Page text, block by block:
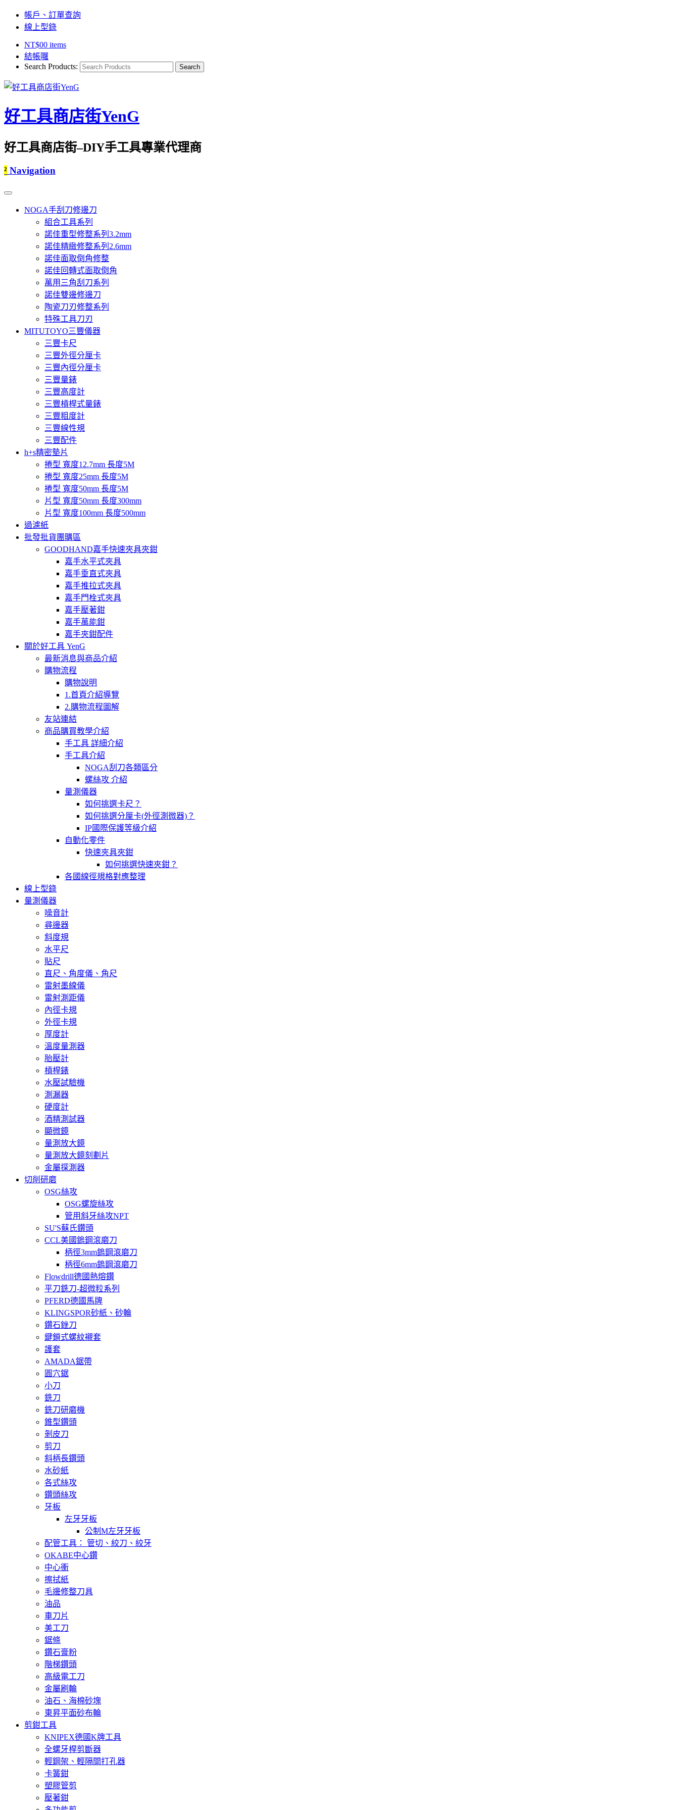
帳戶、訂單查詢
線上型錄
NT$00 items
結帳囉
Search Products:
好工具商店街YenG
好工具商店街–DIY手工具專業代理商
² Navigation
NOGA手刮刀修邊刀
組合工具系列
諾佳重型修整系列3.2mm
諾佳精緻修整系列2.6mm
諾佳面取倒角修整
諾佳回轉式面取倒角
萬用三角刮刀系列
諾佳雙邊修邊刀
陶瓷刀刃修整系列
特殊工具刀刃
MITUTOYO三豐儀器
三豐卡尺
三豐外徑分厘卡
三豐內徑分厘卡
三豐量錶
三豐高度計
三豐槓桿式量錶
三豐粗度計
三豐線性規
三豐配件
h+s精密墊片
捲型 寬度12.7mm 長度5M
捲型 寬度25mm 長度5M
捲型 寬度50mm 長度5M
片型 寬度50mm 長度300mm
片型 寬度100mm 長度500mm
過濾紙
批發批貨團購區
GOODHAND嘉手快速夾具夾鉗
嘉手水平式夾具
嘉手垂直式夾具
嘉手推拉式夾具
嘉手門栓式夾具
嘉手壓著鉗
嘉手萬能鉗
嘉手夾鉗配件
關於好工具 YenG
最新消息與商品介紹
購物流程
購物說明
1.首頁介紹導覽
2.購物流程圖解
友站連結
商品購買教學介紹
手工具 詳細介紹
手工具介紹
NOGA刮刀各類區分
螺絲攻 介紹
量測儀器
如何挑選卡尺？
如何挑選分厘卡(外徑測微器)？
IP國際保護等級介紹
自動化零件
快速夾具夾鉗
如何挑選快速夾鉗？
各國線徑規格對應整理
線上型錄
量測儀器
噪音計
尋邊器
斜度規
水平尺
貼尺
直尺、角度儀、角尺
雷射墨線儀
雷射測距儀
內徑卡規
外徑卡規
厚度計
溫度量測器
胎壓計
槓桿錶
水壓試驗機
測漏器
硬度計
酒精測試器
顯微鏡
量測放大鏡
量測放大鏡刻劃片
金屬探測器
切削研磨
OSG絲攻
OSG螺旋絲攻
管用斜牙絲攻NPT
SU'S蘇氏鑽頭
CCL美國鎢鋼滾磨刀
柄徑3mm鎢鋼滾磨刀
柄徑6mm鎢鋼滾磨刀
Flowdrill德國熱熔鑽
平刀銑刀-超微粒系列
PFERD德國馬牌
KLINGSPOR砂紙、砂輪
鑽石銼刀
鍵鎖式螺紋襯套
護套
AMADA鋸帶
圓穴鋸
小刀
銑刀
銑刀研磨機
錐型鑽頭
剝皮刀
剪刀
斜柄長鑽頭
水砂紙
各式絲攻
鑽頭絲攻
牙板
左牙牙板
公制M左牙牙板
配管工具： 管切、絞刀、絞牙
OKABE中心鑽
中心衝
擦拭紙
毛邊修整刀具
油品
車刀片
美工刀
鋸條
鑽石膏粉
階梯鑽頭
高級電工刀
金屬刷輪
油石、海棉砂塊
東昇平面砂布輪
剪鉗工具
KNIPEX德國K牌工具
全螺牙桿剪斷器
輕鋼架、輕隔間打孔器
卡簧鉗
塑膠管剪
壓著鉗